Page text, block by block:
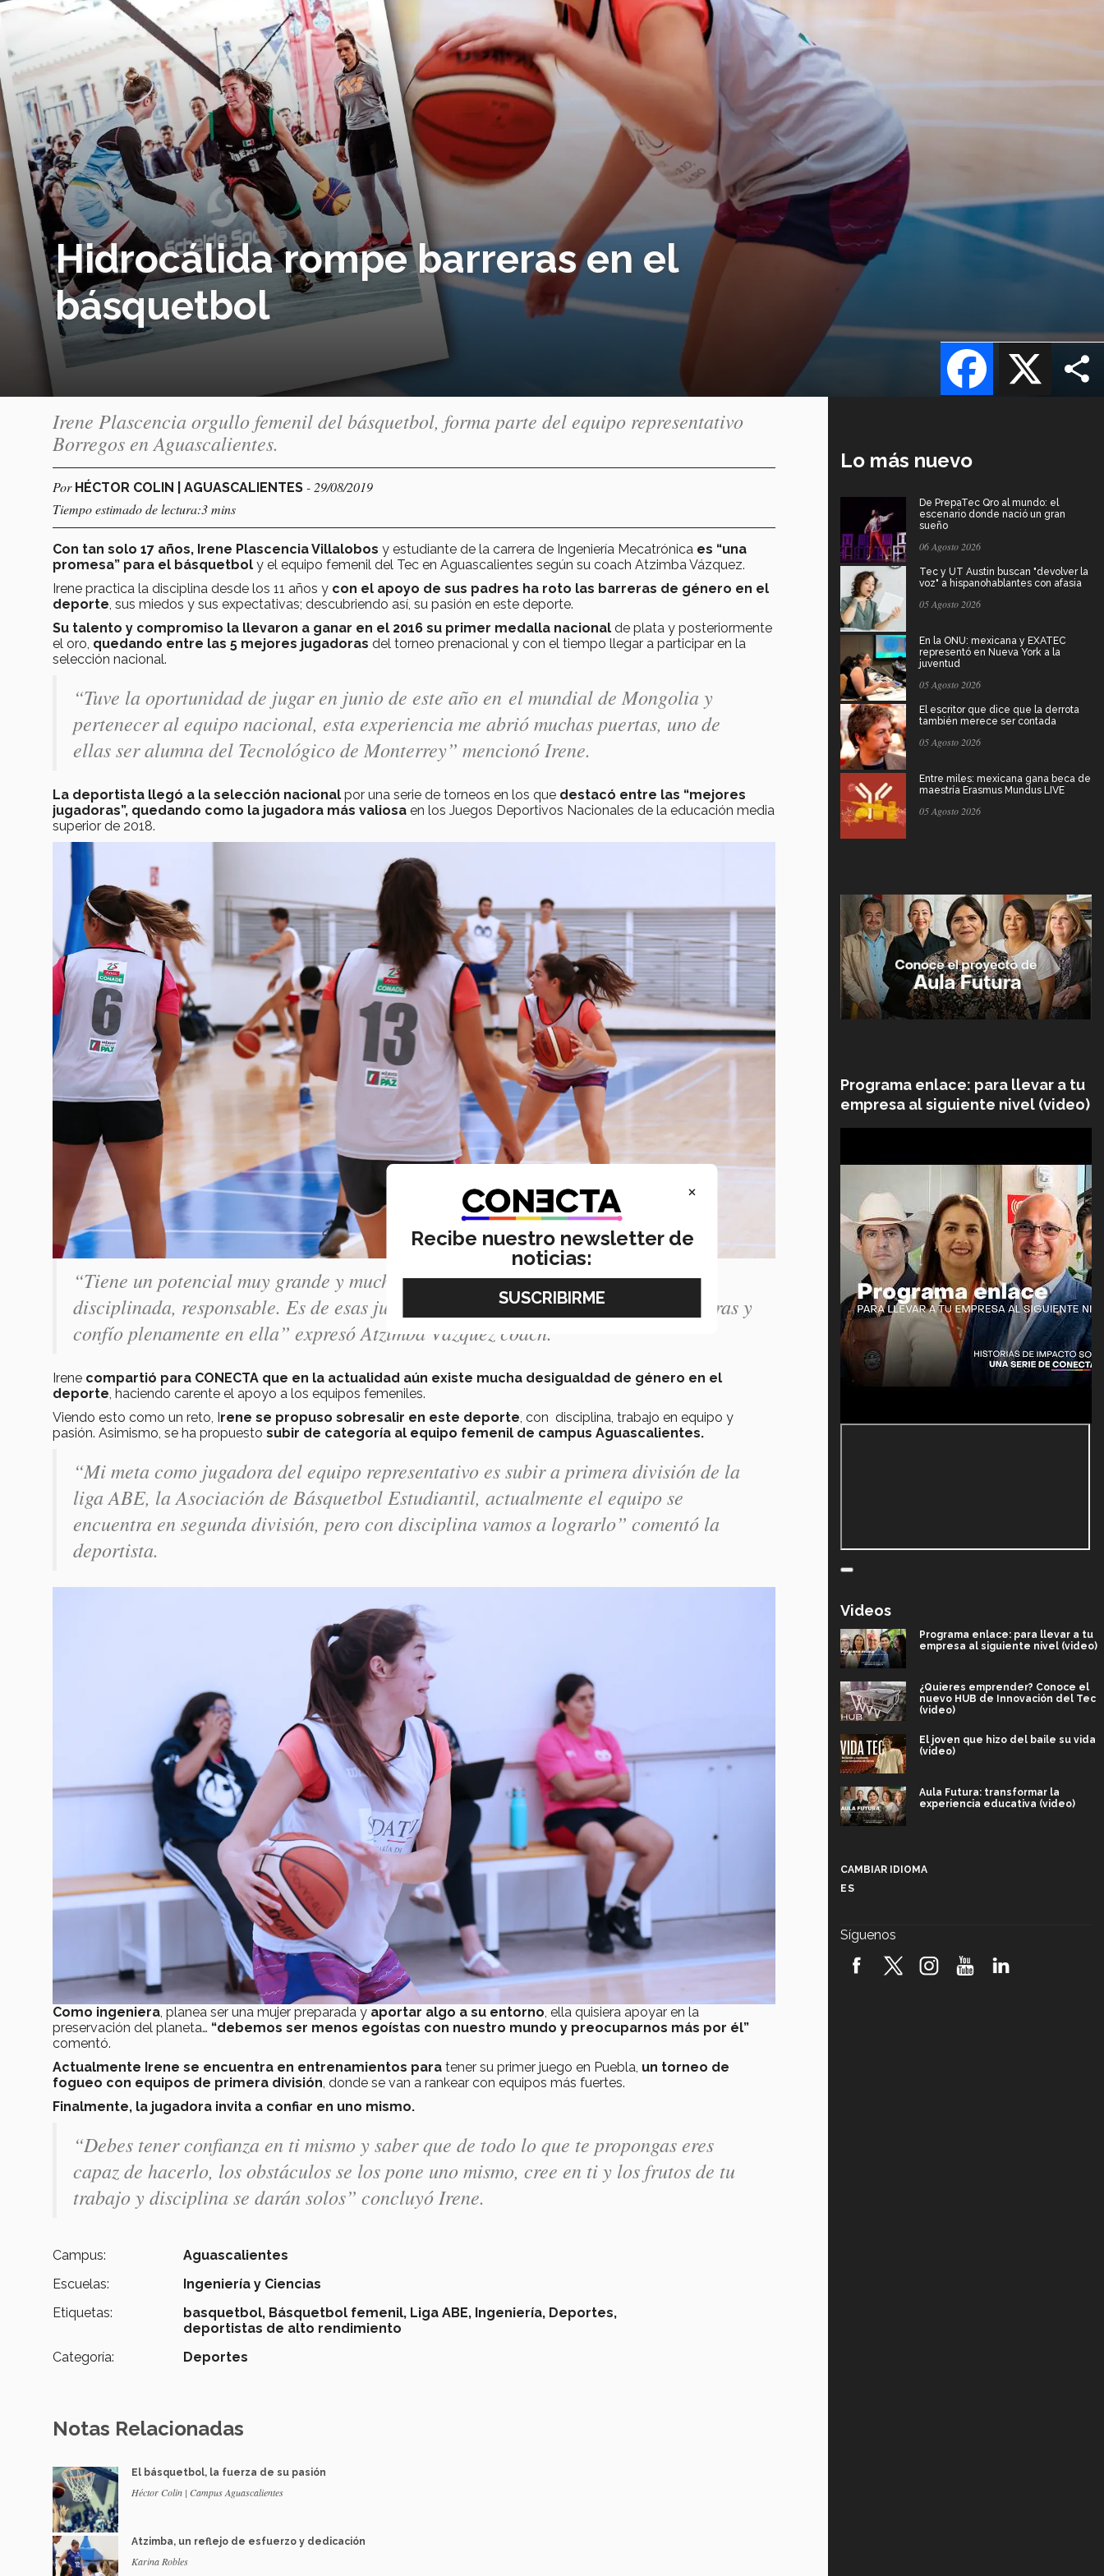
Hidrocálida rompe barreras en el
básquetbol
X
Facebook
Irene Plascencia orgullo femenil del básquetbol, forma parte del equipo representativo
Borregos en Aguascalientes.
Por HÉCTOR COLIN | AGUASCALIENTES - 29/08/2019
Tiempo estimado de lectura:3 mins
Con tan solo 17 años, Irene Plascencia Villalobos y estudiante de la carrera de Ingeniería Mecatrónica es “una
promesa” para el básquetbol y el equipo femenil del Tec en Aguascalientes según su coach Atzimba Vázquez.
Irene practica la disciplina desde los 11 años y con el apoyo de sus padres ha roto las barreras de género en el
deporte , sus miedos y sus expectativas; descubriendo así, su pasión en este deporte.
Su talento y compromiso la llevaron a ganar en el 2016 su primer medalla nacional de plata y posteriormente
el oro, quedando entre las 5 mejores jugadoras del torneo prenacional y con el tiempo llegar a participar en la
selección nacional.
“Tuve la oportunidad de jugar en junio de este año en el mundial de Mongolia y
pertenecer al equipo nacional, esta experiencia me abrió muchas puertas, uno de
ellas ser alumna del Tecnológico de Monterrey” mencionó Irene.
La deportista llegó a la selección nacional por una serie de torneos en los que destacó entre las “mejores
jugadoras”, quedando como la jugadora más valiosa en los Juegos Deportivos Nacionales de la educación media
superior de 2018.
“Tiene un potencial muy grande y mucho talento, es muy buena persona,
disciplinada, responsable. Es de esas jugadoras que hace mejores a sus compañeras y
confío plenamente en ella” expresó Atzimba Vázquez coach.
Irene compartió para CONECTA que en la actualidad aún existe mucha desigualdad de género en el
deporte, haciendo carente el apoyo a los equipos femeniles.
Viendo esto como un reto, I rene se propuso sobresalir en este deporte, con disciplina, trabajo en equipo y
pasión. Asimismo, se ha propuesto subir de categoría al equipo femenil de campus Aguascalientes.
“Mi meta como jugadora del equipo representativo es subir a primera división de la
liga ABE, la Asociación de Básquetbol Estudiantil, actualmente el equipo se
encuentra en segunda división, pero con disciplina vamos a lograrlo” comentó la
deportista.
Como ingeniera, planea ser una mujer preparada y aportar algo a su entorno, ella quisiera apoyar en la
preservación del planeta… “debemos ser menos egoístas con nuestro mundo y preocuparnos más por él”
comentó.
Actualmente Irene se encuentra en entrenamientos para tener su primer juego en Puebla, un torneo de
fogueo con equipos de primera división, donde se van a rankear con equipos más fuertes.
Finalmente, la jugadora invita a confiar en uno mismo.
“Debes tener confianza en ti mismo y saber que de todo lo que te propongas eres
capaz de hacerlo, los obstáculos se los pone uno mismo, cree en ti y los frutos de tu
trabajo y disciplina se darán solos” concluyó Irene.
Campus:
Aguascalientes
Escuelas:
Ingeniería y Ciencias
Etiquetas:
basquetbol, Básquetbol femenil, Liga ABE, Ingeniería, Deportes,
deportistas de alto rendimiento
Categoría:
Deportes
Notas Relacionadas
El básquetbol, la fuerza de su pasión
Héctor Colin | Campus Aguascalientes
Atzimba, un reflejo de esfuerzo y dedicación
Karina Robles
Lo más nuevo
De PrepaTec Qro al mundo: el
escenario donde nació un gran
sueño
06 Agosto 2026
Tec y UT Austin buscan "devolver la
voz" a hispanohablantes con afasia
05 Agosto 2026
En la ONU: mexicana y EXATEC
representó en Nueva York a la
juventud
05 Agosto 2026
El escritor que dice que la derrota
también merece ser contada
05 Agosto 2026
Entre miles: mexicana gana beca de
maestría Erasmus Mundus LIVE
05 Agosto 2026
Programa enlace: para llevar a tu
empresa al siguiente nivel (video)
Videos
Programa enlace: para llevar a tu
empresa al siguiente nivel (video)
¿Quieres emprender? Conoce el
nuevo HUB de Innovación del Tec
(video)
El joven que hizo del baile su vida
(video)
Aula Futura: transformar la
experiencia educativa (video)
robótica FIRST 2026! (video)
CAMBIAR IDIOMA
ES
Síguenos
×
Recibe nuestro newsletter de
noticias: